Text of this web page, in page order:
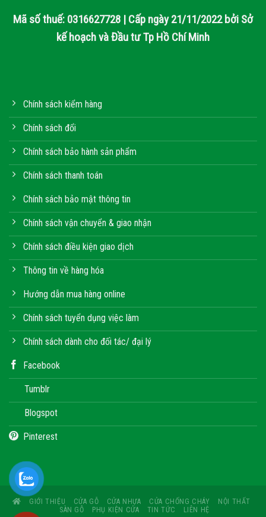
Mã số thuế: 0316627728 | Cấp ngày 21/11/2022 bởi Sở
kế hoạch và Đầu tư Tp Hồ Chí Minh
Chính sách kiểm hàng
Chính sách đổi
Chính sách bảo hành sản phẩm
Chính sách thanh toán
Chính sách bảo mật thông tin
Chính sách vận chuyển & giao nhận
Chính sách điều kiện giao dịch
Thông tin về hàng hóa
Hướng dẫn mua hàng online
Chính sách tuyển dụng việc làm
Chính sách dành cho đối tác/ đại lý
Facebook
Tumblr
Blogspot
Pinterest
GIỚI THIỆU CỬA GỖ CỬA NHỰA CỬA CHỐNG CHÁY
NỘI THẤT
SÀN GỖ
PHỤ KIỆN CỬA TIN TỨC LIÊN HỆ